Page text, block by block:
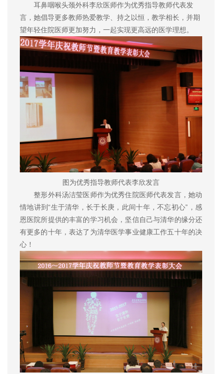
耳鼻咽喉头颈外科李欣医师作为优秀指导教师代表发
言，她倡导更多教师热爱教学、持之以恒，教学相长，并期
望年轻住院医师更加努力，一起实现更高远的医学理想。
图为优秀指导教师代表李欣发言
整形外科汤洁莹医师作为优秀住院医师代表发言，她动
情地讲到“生于清华，长于长庚，此间十年，不忘初心”，感
恩医院所提供的丰富的学习机会，坚信自己与清华的缘分还
有更多的十年，表达了为清华医学事业健康工作五十年的决
心！